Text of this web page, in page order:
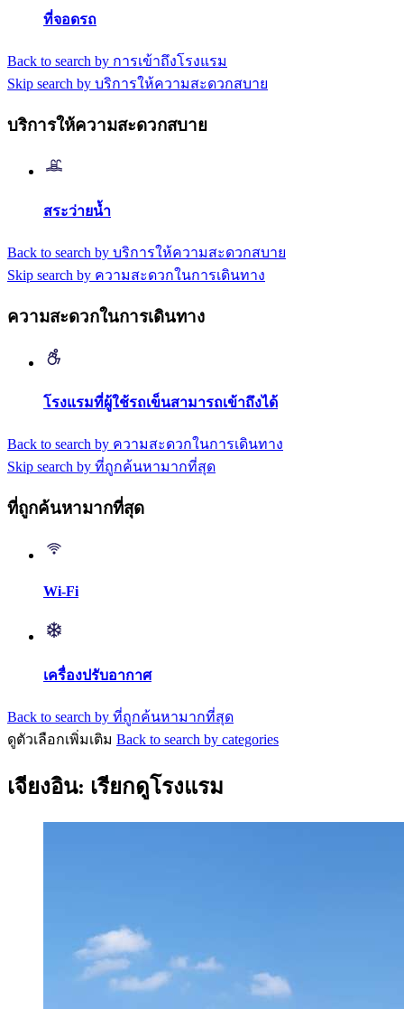
ที่จอดรถ
Back to search by การเข้าถึงโรงแรม
Skip search by บริการให้ความสะดวกสบาย
บริการให้ความสะดวกสบาย
สระว่ายน้ำ
Back to search by บริการให้ความสะดวกสบาย
Skip search by ความสะดวกในการเดินทาง
ความสะดวกในการเดินทาง
โรงแรมที่ผู้ใช้รถเข็นสามารถเข้าถึงได้
Back to search by ความสะดวกในการเดินทาง
Skip search by ที่ถูกค้นหามากที่สุด
ที่ถูกค้นหามากที่สุด
Wi-Fi
เครื่องปรับอากาศ
Back to search by ที่ถูกค้นหามากที่สุด
ดูตัวเลือกเพิ่มเติม Back to search by categories
เจียงอิน: เรียกดูโรงแรม